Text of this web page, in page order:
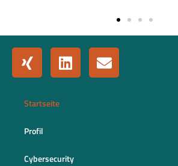
Startseite
Profil
Cybersecurity